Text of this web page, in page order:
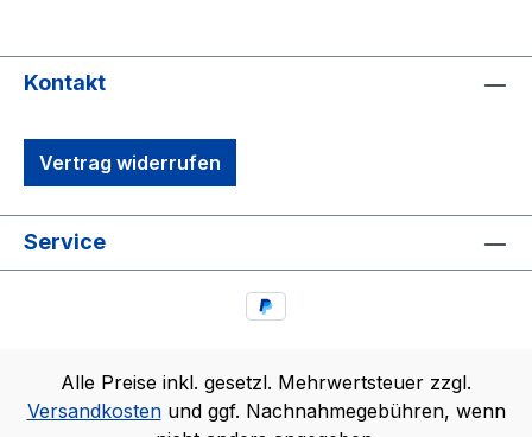
Kontakt
Vertrag widerrufen
Service
Alle Preise inkl. gesetzl. Mehrwertsteuer zzgl.
Versandkostenund ggf. Nachnahmegebühren, wenn